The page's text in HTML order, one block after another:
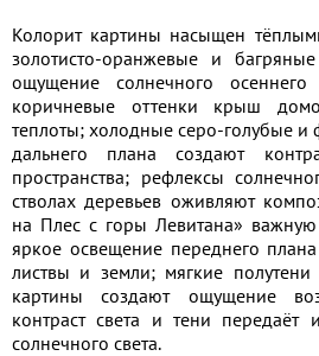
Колорит картины насыщен
золотисто-оранжевые и
ощущение солнечного
коричневые оттенки крыш
теплоты; холодные серо-голубые и
дальнего плана создают
пространства; рефлексы
стволах деревьев оживляют
на Плес с горы Левитана» важную
яркое освещение переднего плана
листвы и земли; мягкие
картины создают ощущение
контраст света и тени передаёт
солнечного света.